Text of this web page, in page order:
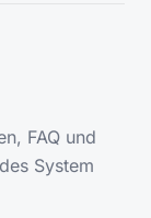
FAQ und
System